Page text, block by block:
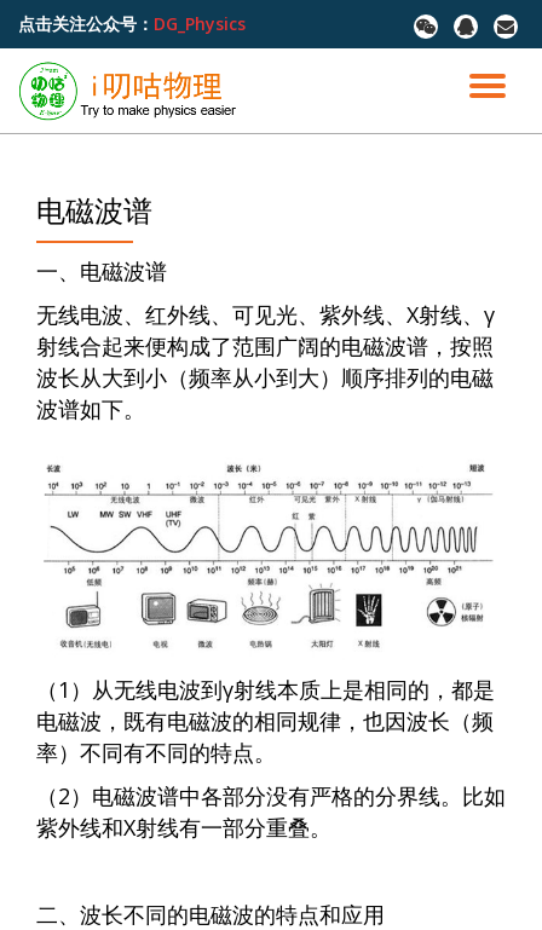
容
点击关注公众号： DG_Physics
fa-
wechat
fa-
qq
fa-
切
电磁波谱
一、电磁波谱
无线电波、红外线、可见光、紫外线、X射线、γ
射线合起来便构成了范围广阔的电磁波谱，按照
波长从大到小（频率从小到大）顺序排列的电磁
波谱如下。
（1）从无线电波到γ射线本质上是相同的，都是
电磁波，既有电磁波的相同规律，也因波长（频
率）不同有不同的特点。
（2）电磁波谱中各部分没有严格的分界线。比如
紫外线和X射线有一部分重叠。
二、波长不同的电磁波的特点和应用